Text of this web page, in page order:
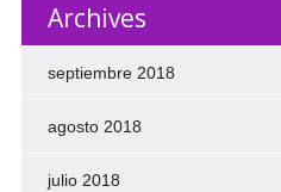
Archives
septiembre 2018
agosto 2018
julio 2018